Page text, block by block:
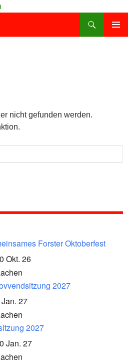
nicht gefunden werden.
Forster Oktoberfest
Okt. 26
2027
27
2027
Jan. 27